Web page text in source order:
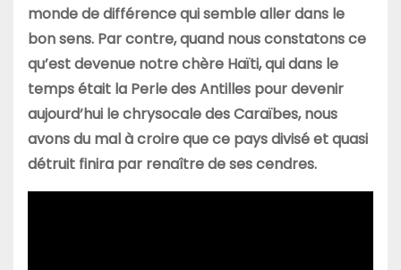
monde de différence qui semble aller dans le
bon sens. Par contre, quand nous constatons ce
qu’est devenue notre chère Haïti, qui dans le
temps était la Perle des Antilles pour devenir
aujourd’hui le chrysocale des Caraïbes, nous
avons du mal à croire que ce pays divisé et quasi
détruit finira par renaître de ses cendres.